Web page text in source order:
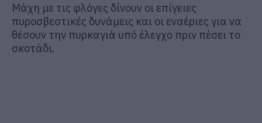
Μάχη με τις φλόγες δίνουν οι επίγειες
πυροσβεστικές δυνάμεις και οι εναέριες για να
θέσουν την πυρκαγιά υπό έλεγχο πριν πέσει το
σκοτάδι.